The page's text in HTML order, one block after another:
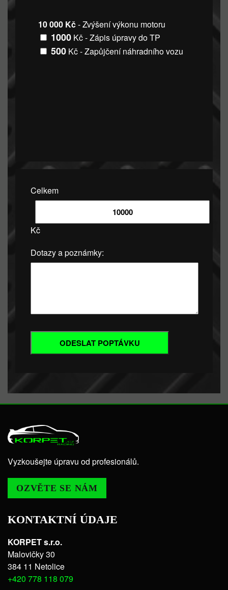
10 000 Kč- Zvýšení výkonu motoru
1000 Kč - Zápis úpravy do TP
500 Kč - Zapůjčení náhradního vozu
Celkem
Kč
Dotazy a poznámky:
Vyzkoušejte úpravu od profesionálů.
OZVĚTE SE NÁM
KONTAKTNÍ ÚDAJE
KORPET s.r.o.
Malovičky 30
384 11 Netolice
+420 778 118 079